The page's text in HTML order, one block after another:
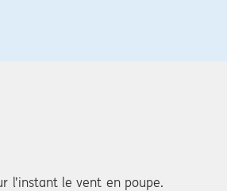
l’instant le vent en poupe.